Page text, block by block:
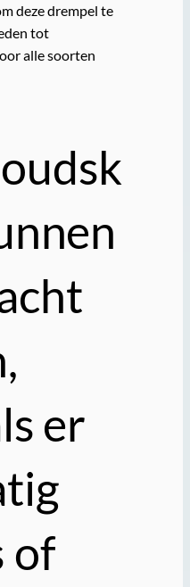
deze drempel te
tot
alle soorten
er
of